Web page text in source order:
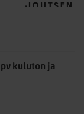
pv kuluton ja